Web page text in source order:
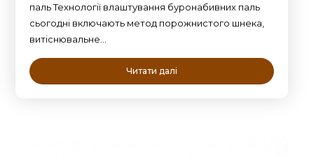
паль Технології влаштування буронабивних паль
сьогодні включають метод порожнистого шнека,
витіснювальне…
Читати далі